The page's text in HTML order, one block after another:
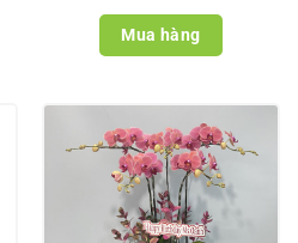
Mua hàng